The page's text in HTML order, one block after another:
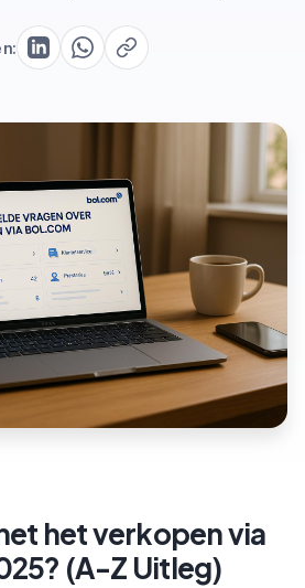
het verkopen via
(A-Z Uitleg)